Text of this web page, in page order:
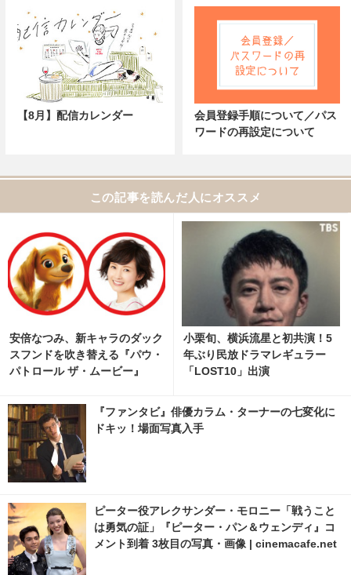
【8月】配信カレンダー
会員登録手順について／パス
ワードの再設定について
この記事を読んだ人にオススメ
安倍なつみ、新キャラのダック
スフンドを吹き替える『パウ・
パトロール ザ・ムービー』
小栗旬、横浜流星と初共演！5
年ぶり民放ドラマレギュラー
「LOST10」出演
『ファンタビ』俳優カラム・ターナーの七変化に
ドキッ！場面写真入手
ピーター役アレクサンダー・モロニー「戦うこと
は勇気の証」『ピーター・パン＆ウェンディ』コ
メント到着 3枚目の写真・画像 | cinemacafe.net